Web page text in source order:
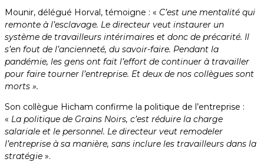
Mounir, délégué Horval, témoigne : « C’est une mentalité qui
remonte à l’esclavage. Le directeur veut instaurer un
système de travailleurs intérimaires et donc de précarité. Il
s’en fout de l’ancienneté, du savoir-faire. Pendant la
pandémie, les gens ont fait l’effort de continuer à travailler
pour faire tourner l’entreprise. Et deux de nos collègues sont
morts ».
Son collègue Hicham confirme la politique de l’entreprise :
« La politique de Grains Noirs, c’est réduire la charge
salariale et le personnel. Le directeur veut remodeler
l’entreprise à sa manière, sans inclure les travailleurs dans la
stratégie ».